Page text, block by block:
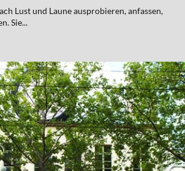
Lust und Laune ausprobieren, anfassen,
Sie...